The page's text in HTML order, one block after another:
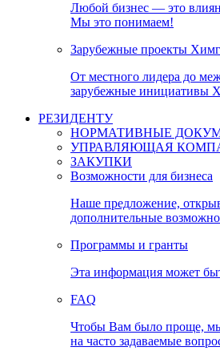
Любой бизнес — это
Мы это понимаем!
Зарубежные проекты
От местного лидера до
зарубежные инициативы
РЕЗИДЕНТУ
НОРМАТИВНЫЕ
УПРАВЛЯЮЩАЯ
ЗАКУПКИ
Возможности для бизнеса
Наше предложение,
дополнительные
Программы и гранты
Эта информация может
FAQ
Чтобы Вам было проще,
на часто задаваемые